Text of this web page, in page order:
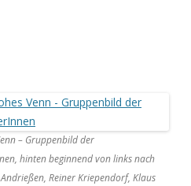
– Gruppenbild der
hinten beginnend von links nach
Reiner Kriependorf, Klaus